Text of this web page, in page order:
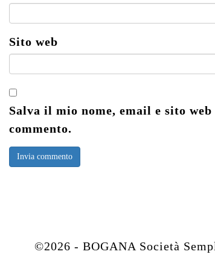
Sito web
Salva il mio nome, email e sito
commento.
©2026 - BOGANA Società